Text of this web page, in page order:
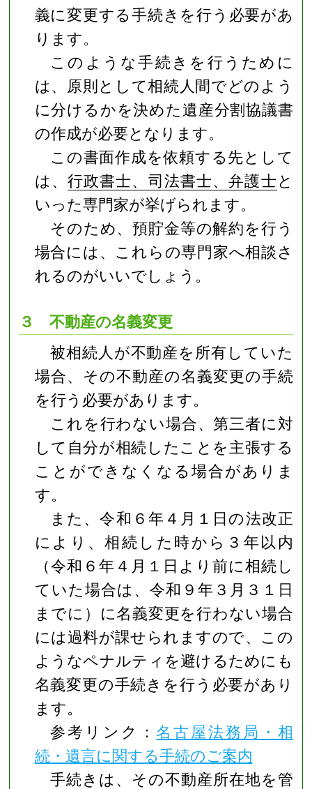
義に変更する手続きを行う必要があ
ります。
このような手続きを行うために
は、原則として相続人間でどのよう
に分けるかを決めた遺産分割協議書
の作成が必要となります。
この書面作成を依頼する先として
は、 行政書士、司法書士、弁護士と
いった専門家が挙げられます。
そのため、預貯金等の解約を行う
場合には、これらの専門家へ相談さ
れるのがいいでしょう。
３ 不動産の名義変更
被相続人が不動産を所有していた
場合、その不動産の名義変更の手続
を行う必要があります。
これを行わない場合、第三者に対
して自分が相続したことを主張する
ことができなくなる場合がありま
す。
また、令和６年４月１日の法改正
により、相続した時から３年以内
（令和６年４月１日より前に相続し
ていた場合は、令和９年３月３１日
までに）に名義変更を行わない場合
には過料が課せられますので、この
ようなペナルティを避けるためにも
名義変更の手続きを行う必要があり
ます。
参考リンク：名古屋法務局・相
続・遺言に関する手続のご案内
手続きは、その不動産所在地を管